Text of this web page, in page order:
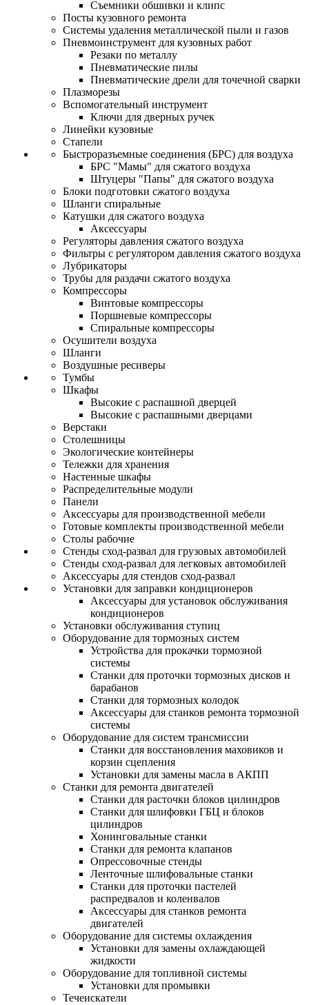
Съемники обшивки и клипс
Посты кузовного ремонта
Системы удаления металлической пыли и газов
Пневмоинструмент для кузовных работ
Резаки по металлу
Пневматические пилы
Пневматические дрели для точечной сварки
Плазморезы
Вспомогательный инструмент
Ключи для дверных ручек
Линейки кузовные
Стапели
Быстроразъемные соединения (БРС) для воздуха
БРС "Мамы" для сжатого воздуха
Штуцеры "Папы" для сжатого воздуха
Блоки подготовки сжатого воздуха
Шланги спиральные
Катушки для сжатого воздуха
Аксессуары
Регуляторы давления сжатого воздуха
Фильтры с регулятором давления сжатого воздуха
Лубрикаторы
Трубы для раздачи сжатого воздуха
Компрессоры
Винтовые компрессоры
Поршневые компрессоры
Спиральные компрессоры
Осушители воздуха
Шланги
Воздушные ресиверы
Тумбы
Шкафы
Высокие с распашной дверцей
Высокие с распашными дверцами
Верстаки
Столешницы
Экологические контейнеры
Тележки для хранения
Настенные шкафы
Распределительные модули
Панели
Аксессуары для производственной мебели
Готовые комплекты производственной мебели
Столы рабочие
Стенды сход-развал для грузовых автомобилей
Стенды сход-развал для легковых автомобилей
Аксессуары для стендов сход-развал
Установки для заправки кондиционеров
Аксессуары для установок обслуживания
кондиционеров
Установки обслуживания ступиц
Оборудование для тормозных систем
Устройства для прокачки тормозной
системы
Станки для проточки тормозных дисков и
барабанов
Станки для тормозных колодок
Аксессуары для станков ремонта тормозной
системы
Оборудование для систем трансмиссии
Станки для восстановления маховиков и
корзин сцепления
Установки для замены масла в АКПП
Станки для ремонта двигателей
Станки для расточки блоков цилиндров
Станки для шлифовки ГБЦ и блоков
цилиндров
Хонинговальные станки
Станки для ремонта клапанов
Опрессовочные стенды
Ленточные шлифовальные станки
Станки для проточки пастелей
распредвалов и коленвалов
Аксессуары для станков ремонта
двигателей
Оборудование для системы охлаждения
Установки для замены охлаждающей
жидкости
Оборудование для топливной системы
Установки для промывки
Течеискатели